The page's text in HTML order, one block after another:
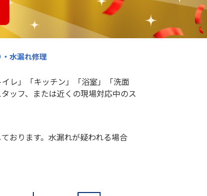
水漏れ修理
レ」「キッチン」「浴室」「洗面
ッフ、または近くの現場対応中のス
おります。水漏れが疑われる場合